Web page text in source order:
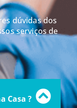
dúvidas dos
serviços de
Casa ?